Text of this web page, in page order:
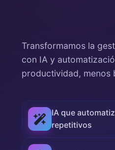
Transformamos la
con IA y
productividad, menos
IA que
repetitivos